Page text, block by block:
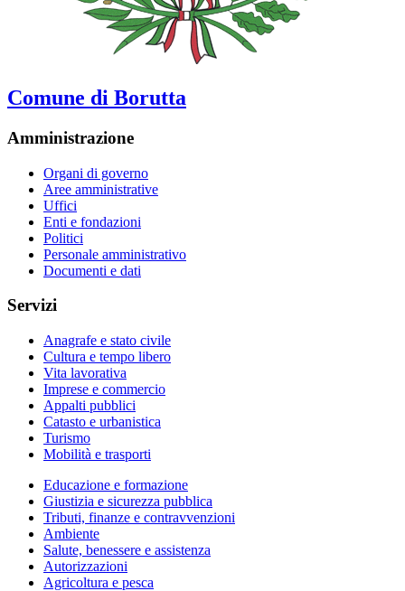
Comune di Borutta
Amministrazione
Organi di governo
Aree amministrative
Uffici
Enti e fondazioni
Politici
Personale amministrativo
Documenti e dati
Servizi
Anagrafe e stato civile
Cultura e tempo libero
Vita lavorativa
Imprese e commercio
Appalti pubblici
Catasto e urbanistica
Turismo
Mobilità e trasporti
Educazione e formazione
Giustizia e sicurezza pubblica
Tributi, finanze e contravvenzioni
Ambiente
Salute, benessere e assistenza
Autorizzazioni
Agricoltura e pesca